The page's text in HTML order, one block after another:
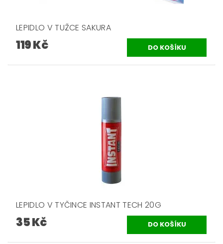
LEPIDLO V TUŽCE SAKURA
119 Kč
LEPIDLO V TYČINCE INSTANT TECH 20G
35 Kč